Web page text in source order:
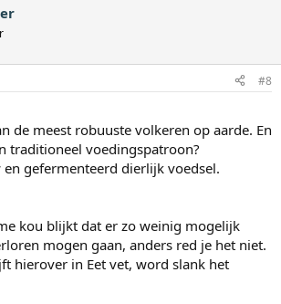
#8
de meest robuuste volkeren op aarde. En
traditioneel voedingspatroon?
gefermenteerd dierlijk voedsel.
kou blijkt dat er zo weinig mogelijk
mogen gaan, anders red je het niet.
hierover in Eet vet, word slank het